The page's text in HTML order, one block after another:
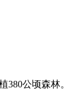
公顷森林。